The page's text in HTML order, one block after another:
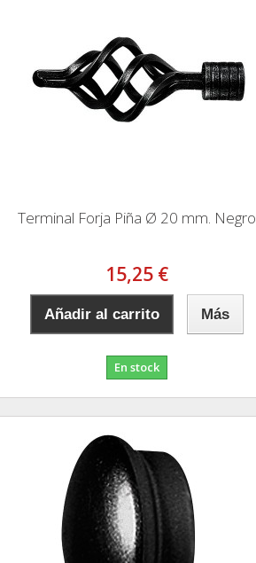
Terminal Forja Piña Ø 20 mm. Negro
15,25 €
Añadir al carrito Más
En stock